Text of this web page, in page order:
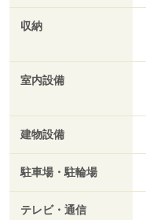
収納
室内設備
建物設備
駐車場・駐輪場
テレビ・通信